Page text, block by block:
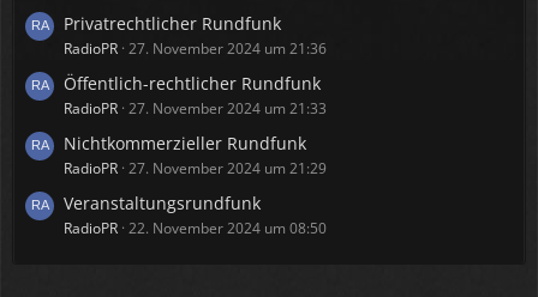
Privatrechtlicher Rundfunk
RadioPR 27. November 2024 um 21:36
Öffentlich-rechtlicher Rundfunk
RadioPR 27. November 2024 um 21:33
Nichtkommerzieller Rundfunk
RadioPR 27. November 2024 um 21:29
Veranstaltungsrundfunk
RadioPR 22. November 2024 um 08:50